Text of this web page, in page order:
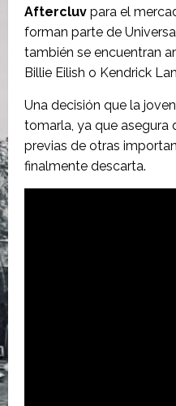
Aftercluv para el
forman parte de
también se encuentran
Billie Eilish o Kendrick
Una decisión que la
tomarla, ya que asegura
previas de otras
finalmente descarta.